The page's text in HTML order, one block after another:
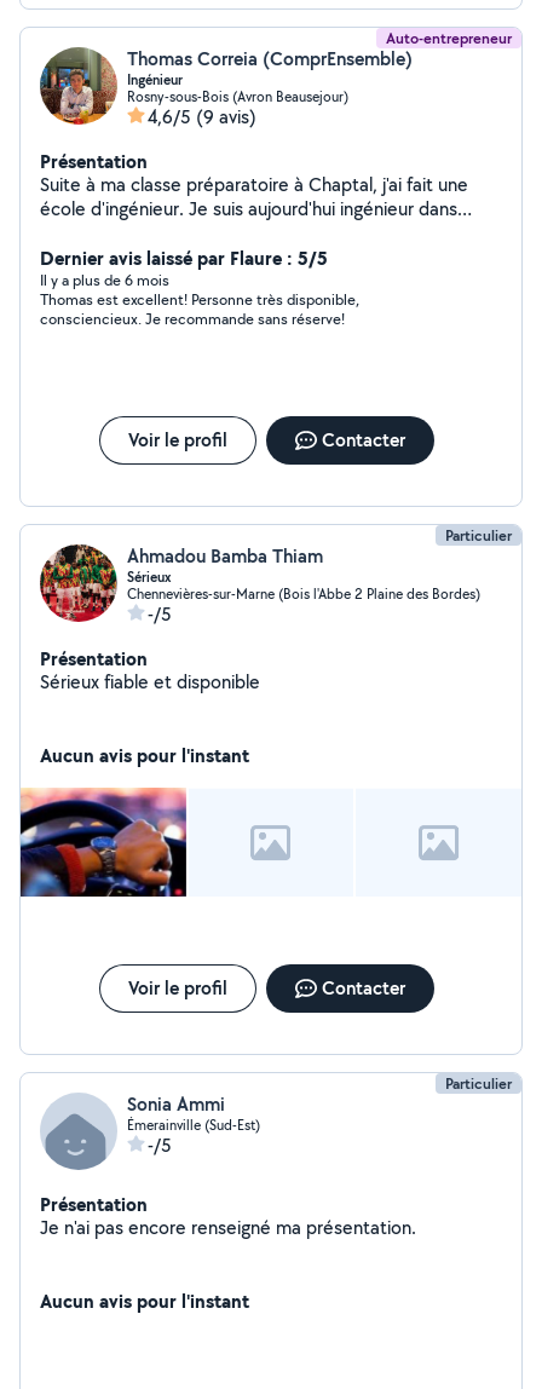
Auto-entrepreneur
Thomas Correia (ComprEnsemble)
Ingénieur
Rosny-sous-Bois (Avron Beausejour)
4,6/5 (9 avis)
Présentation
Suite à ma classe préparatoire à Chaptal, j'ai fait une
école d'ingénieur. Je suis aujourd'hui ingénieur dans
domicile. Vous pouvez également profiter du service
avance immédiate, permettant de réduire de 50% le
coût des prestations, grâce à notre label Service à la
Personne !
Dernier avis laissé par Flaure : 5/5
Il y a plus de 6 mois
Thomas est excellent! Personne très disponible,
consciencieux. Je recommande sans réserve!
Voir le profil Contacter
Particulier
Ahmadou Bamba Thiam
Sérieux
Chennevières-sur-Marne (Bois l'Abbe 2 Plaine des Bordes)
-/5
Présentation
Sérieux fiable et disponible
Aucun avis pour l'instant
Voir le profil Contacter
Particulier
Sonia Ammi
Émerainville (Sud-Est)
-/5
Présentation
Je n'ai pas encore renseigné ma présentation.
Aucun avis pour l'instant